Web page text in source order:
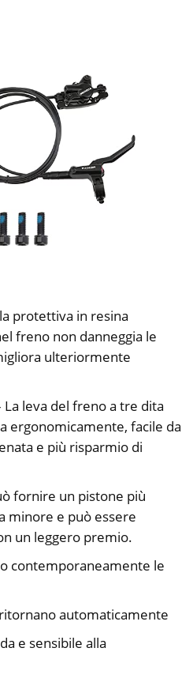
protettiva in resina
freno non danneggia le
ulteriormente
leva del freno a tre dita
ergonomicamente, facile da
e più risparmio di
fornire un pistone più
minore e può essere
un leggero premio.
contemporaneamente le
automaticamente
e sensibile alla